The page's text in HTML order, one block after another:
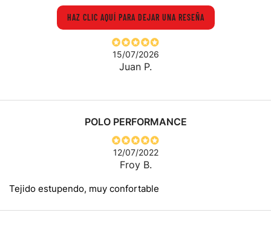
HAZ CLIC AQUÍ PARA DEJAR UNA RESEÑA
15/07/2026
Juan P.
POLO PERFORMANCE
12/07/2022
Froy B.
Tejido estupendo, muy confortable